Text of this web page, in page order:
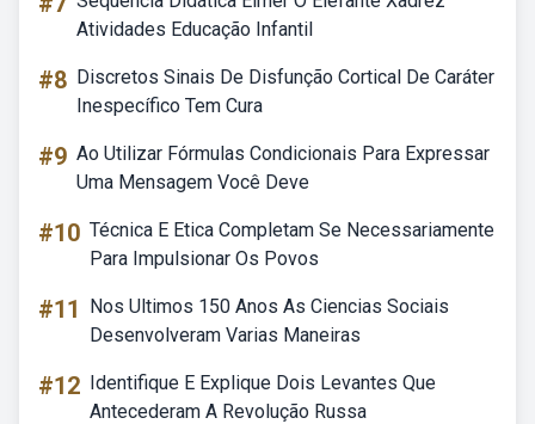
Atividades Educação Infantil
#8 Discretos Sinais De Disfunção Cortical De Caráter
Inespecífico Tem Cura
#9 Ao Utilizar Fórmulas Condicionais Para Expressar
Uma Mensagem Você Deve
#10 Técnica E Etica Completam Se Necessariamente
Para Impulsionar Os Povos
#11
Nos Ultimos 150 Anos As Ciencias Sociais
Desenvolveram Varias Maneiras
#12 Identifique E Explique Dois Levantes Que
Antecederam A Revolução Russa